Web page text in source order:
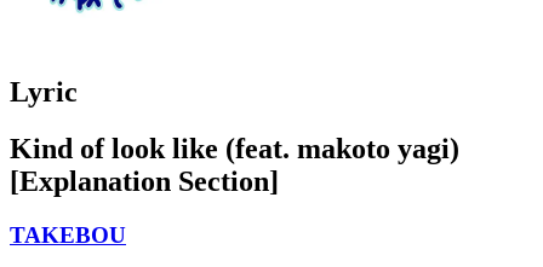
Lyric
Kind of look like (feat. makoto yagi)
[Explanation Section]
TAKEBOU